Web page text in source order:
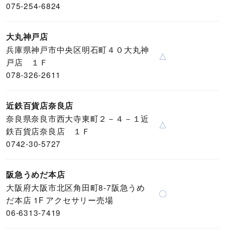
075-254-6824
大丸神戸店
兵庫県神戸市中央区明石町４０大丸神
戸店 １Ｆ
078-326-2611
△
近鉄百貨店奈良店
奈良県奈良市西大寺東町２－４－１近
鉄百貨店奈良店 １Ｆ
0742-30-5727
△
阪急うめだ本店
大阪府大阪市北区角田町8-7阪急うめ
だ本店 1F アクセサリー売場
06-6313-7419
〇